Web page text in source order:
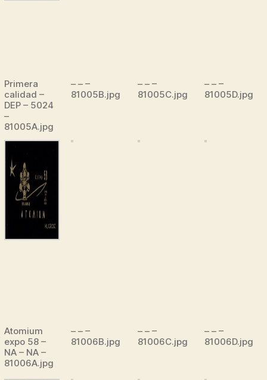
Primera
calidad –
DEP – 5024
–
81005A.jpg
– – –
81005B.jpg
– – –
81005C.jpg
– – –
81005D.jpg
Atomium
expo 58 –
NA – NA –
81006A.jpg
– – –
81006B.jpg
– – –
81006C.jpg
– – –
81006D.jpg